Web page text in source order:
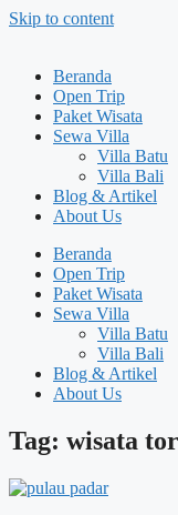
Skip to content
Beranda
Open Trip
Paket Wisata
Sewa Villa
Villa Batu
Villa Bali
Blog & Artikel
About Us
Beranda
Open Trip
Paket Wisata
Sewa Villa
Villa Batu
Villa Bali
Blog & Artikel
About Us
Tag: wisata